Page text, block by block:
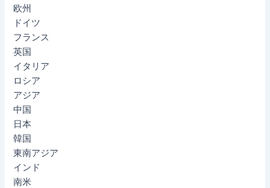
欧州
ドイツ
フランス
英国
イタリア
ロシア
アジア
中国
日本
韓国
東南アジア
インド
南米